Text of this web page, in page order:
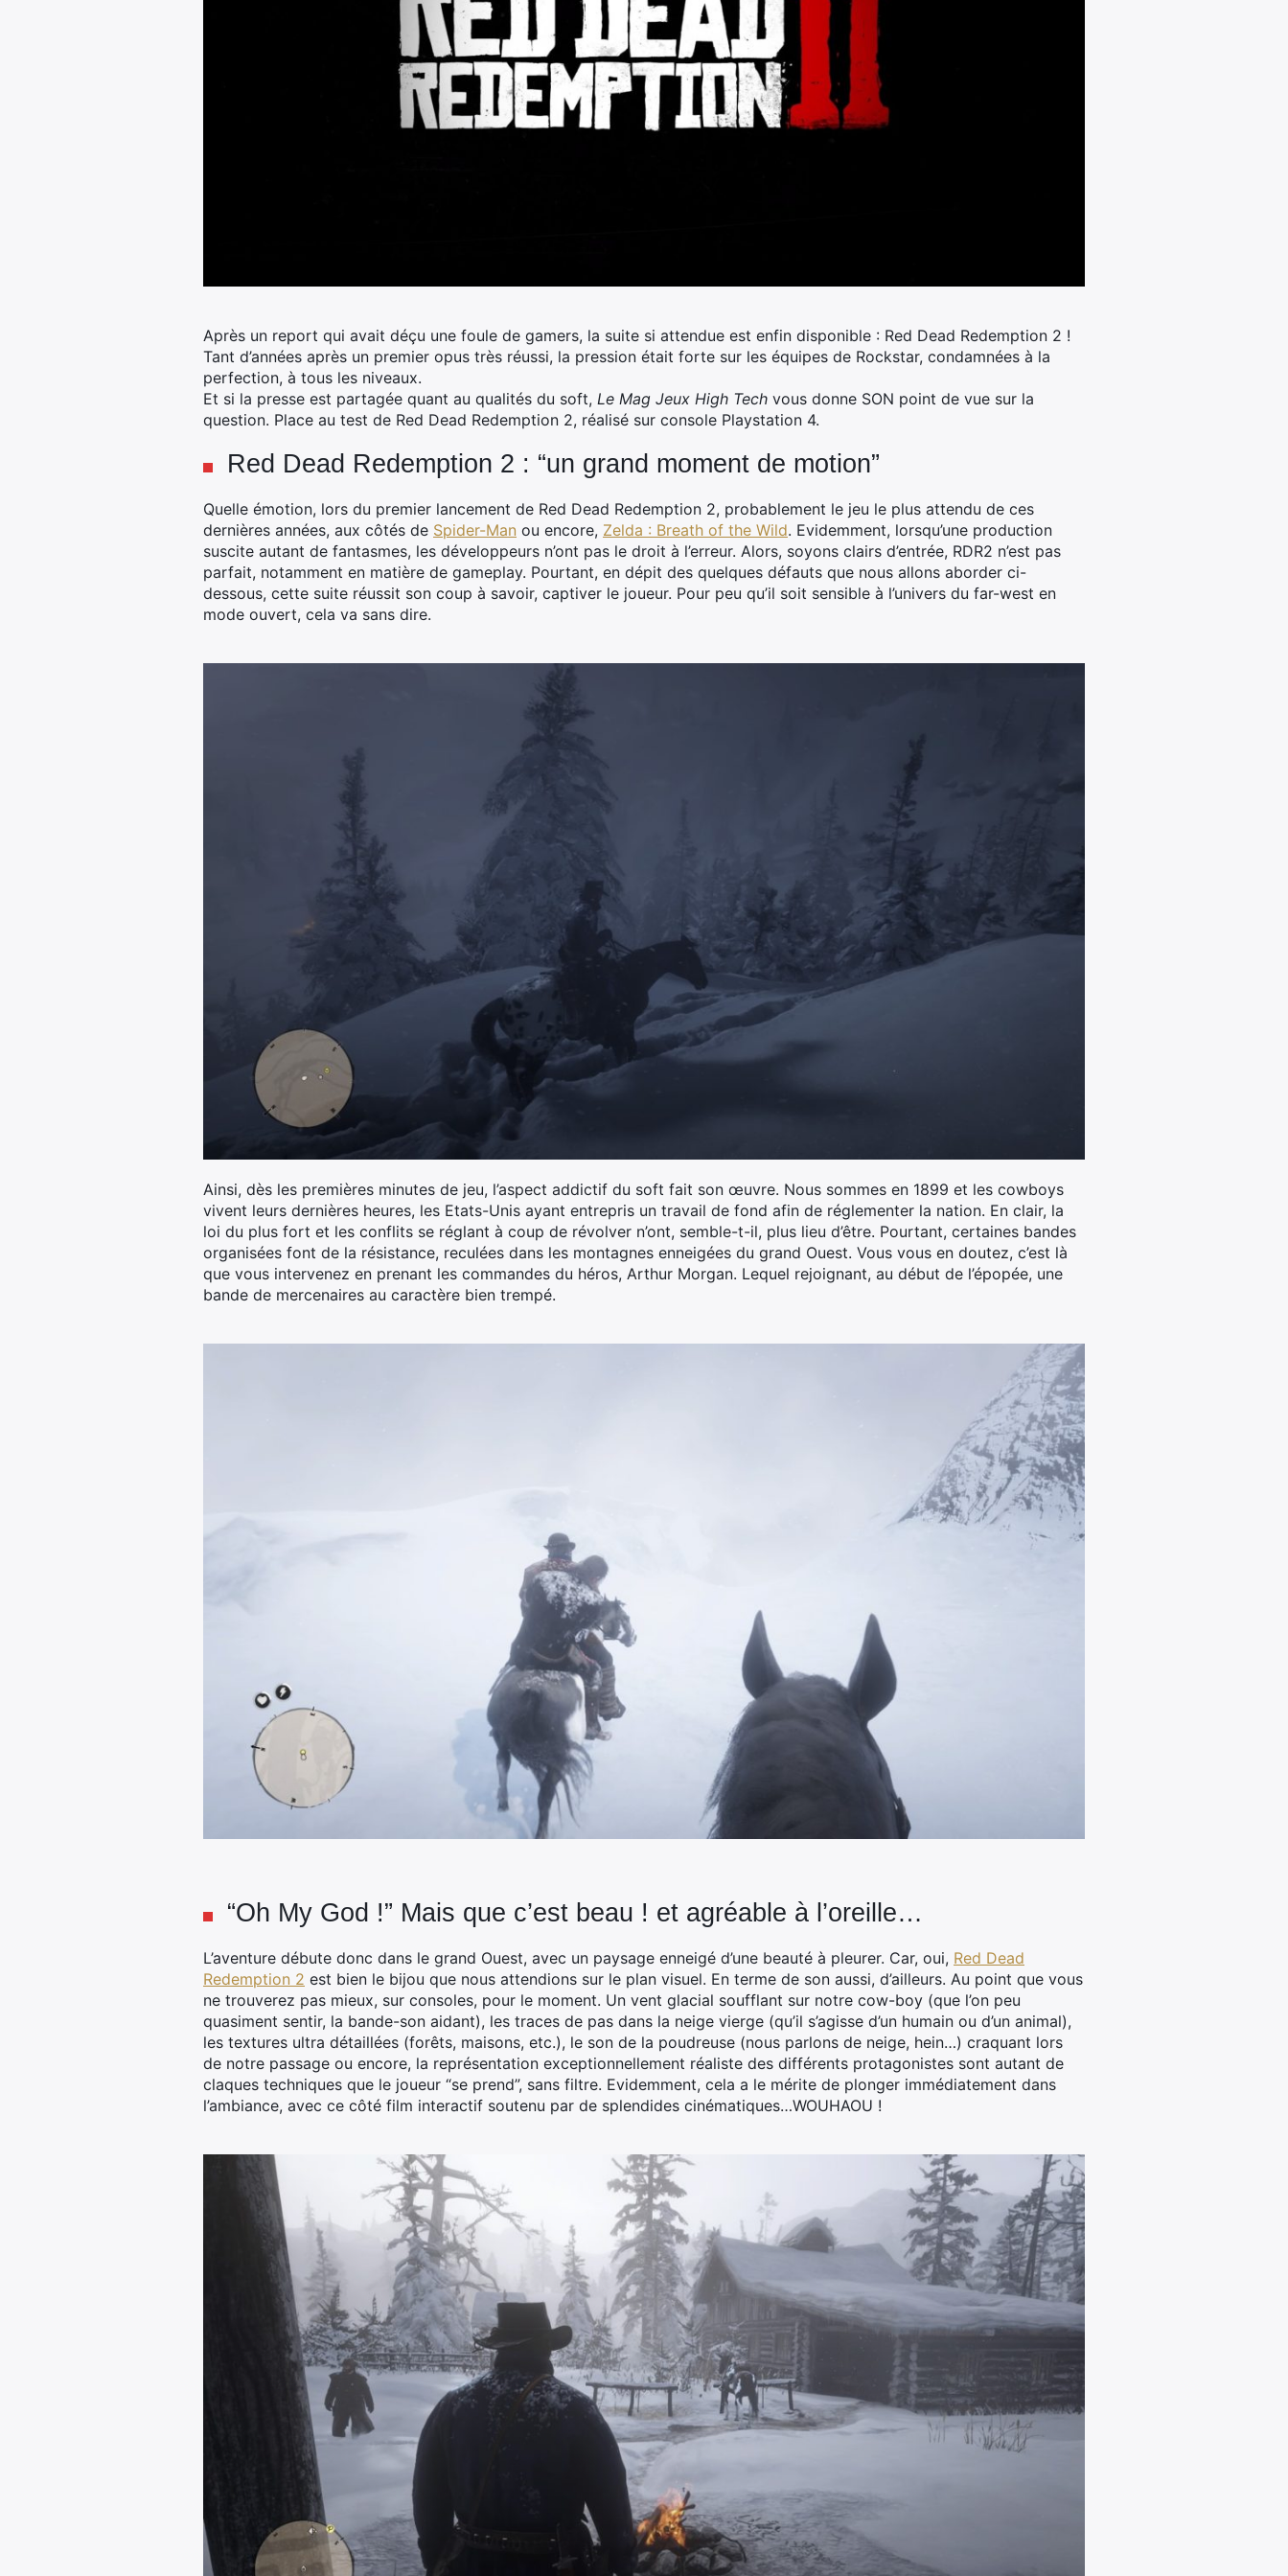
Après un report qui avait déçu une foule de gamers, la suite si attendue est enfin disponible : Red Dead Redemption 2 !
Tant d’années après un premier opus très réussi, la pression était forte sur les équipes de Rockstar, condamnées à la
perfection, à tous les niveaux.
Et si la presse est partagée quant au qualités du soft, Le Mag Jeux High Tech vous donne SON point de vue sur la
question. Place au test de Red Dead Redemption 2, réalisé sur console Playstation 4.
Red Dead Redemption 2 : “un grand moment de motion”
Quelle émotion, lors du premier lancement de Red Dead Redemption 2, probablement le jeu le plus attendu de ces
dernières années, aux côtés de Spider-Man ou encore, Zelda : Breath of the Wild. Evidemment, lorsqu’une production
suscite autant de fantasmes, les développeurs n’ont pas le droit à l’erreur. Alors, soyons clairs d’entrée, RDR2 n’est pas
parfait, notamment en matière de gameplay. Pourtant, en dépit des quelques défauts que nous allons aborder ci-
dessous, cette suite réussit son coup à savoir, captiver le joueur. Pour peu qu’il soit sensible à l’univers du far-west en
mode ouvert, cela va sans dire.
Ainsi, dès les premières minutes de jeu, l’aspect addictif du soft fait son œuvre. Nous sommes en 1899 et les cowboys
vivent leurs dernières heures, les Etats-Unis ayant entrepris un travail de fond afin de réglementer la nation. En clair, la
loi du plus fort et les conflits se réglant à coup de révolver n’ont, semble-t-il, plus lieu d’être. Pourtant, certaines bandes
organisées font de la résistance, reculées dans les montagnes enneigées du grand Ouest. Vous vous en doutez, c’est là
que vous intervenez en prenant les commandes du héros, Arthur Morgan. Lequel rejoignant, au début de l’épopée, une
bande de mercenaires au caractère bien trempé.
“Oh My God !” Mais que c’est beau ! et agréable à l’oreille…
L’aventure débute donc dans le grand Ouest, avec un paysage enneigé d’une beauté à pleurer. Car, oui, Red Dead
Redemption 2 est bien le bijou que nous attendions sur le plan visuel. En terme de son aussi, d’ailleurs. Au point que vous
ne trouverez pas mieux, sur consoles, pour le moment. Un vent glacial soufflant sur notre cow-boy (que l’on peu
quasiment sentir, la bande-son aidant), les traces de pas dans la neige vierge (qu’il s’agisse d’un humain ou d’un animal),
les textures ultra détaillées (forêts, maisons, etc.), le son de la poudreuse (nous parlons de neige, hein…) craquant lors
de notre passage ou encore, la représentation exceptionnellement réaliste des différents protagonistes sont autant de
claques techniques que le joueur “se prend”, sans filtre. Evidemment, cela a le mérite de plonger immédiatement dans
l’ambiance, avec ce côté film interactif soutenu par de splendides cinématiques…WOUHAOU !